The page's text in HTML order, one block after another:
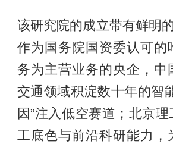
该研究院的成立带有鲜明的
作为国务院国资委认可的
务为主营业务的央企，中
交通领域积淀数十年的智
因”注入低空赛道；北京
工底色与前沿科研能力，